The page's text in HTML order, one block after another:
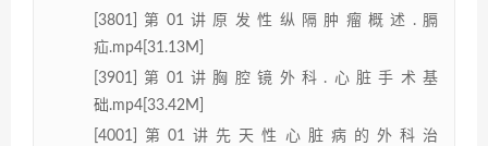
[3801]第01讲原发性纵隔肿瘤概述.膈
疝.mp4[31.13M]
[3901]第01讲胸腔镜外科.心脏手术基
础.mp4[33.42M]
[4001]第01讲先天性心脏病的外科治